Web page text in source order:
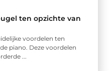
ten opzichte van
voordelen ten
piano. Deze voordelen
...